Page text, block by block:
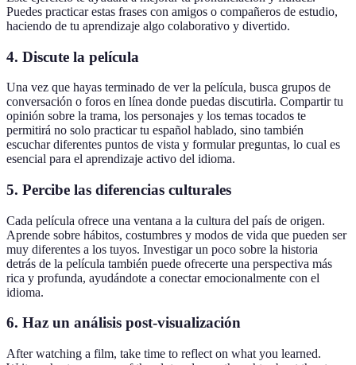
Puedes practicar estas frases con amigos o compañeros de estudio,
haciendo de tu aprendizaje algo colaborativo y divertido.
4. Discute la película
Una vez que hayas terminado de ver la película, busca grupos de
conversación o foros en línea donde puedas discutirla. Compartir tu
opinión sobre la trama, los personajes y los temas tocados te
permitirá no solo practicar tu español hablado, sino también
escuchar diferentes puntos de vista y formular preguntas, lo cual es
esencial para el aprendizaje activo del idioma.
5. Percibe las diferencias culturales
Cada película ofrece una ventana a la cultura del país de origen.
Aprende sobre hábitos, costumbres y modos de vida que pueden ser
muy diferentes a los tuyos. Investigar un poco sobre la historia
detrás de la película también puede ofrecerte una perspectiva más
rica y profunda, ayudándote a conectar emocionalmente con el
idioma.
6. Haz un análisis post-visualización
After watching a film, take time to reflect on what you learned.